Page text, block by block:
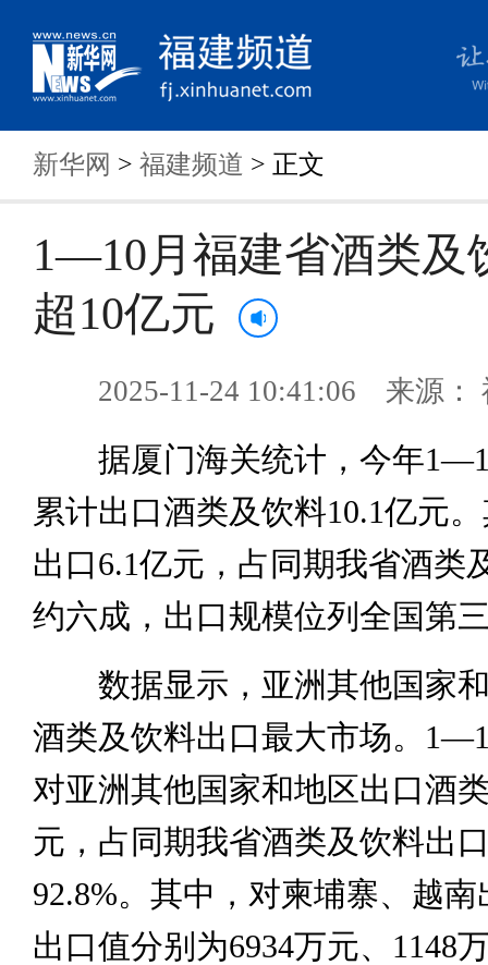
新华网 > 福建频道 > 正文
1—10月福建省酒类及
超10亿元
2025-11-24 10:41:06 来源：
据厦门海关统计，今年
累计出口酒类及饮料10.1亿元
出口6.1亿元，占同期我省酒类
约六成，出口规模位列全国第
数据显示，亚洲其他国家和
酒类及饮料出口最大市场。
对亚洲其他国家和地区出口酒
元，占同期我省酒类及饮料出
92.8%。其中，对柬埔寨、越
出口值分别为6934万元、1148